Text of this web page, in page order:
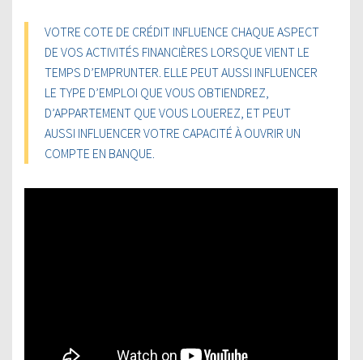
VOTRE COTE DE CRÉDIT INFLUENCE CHAQUE ASPECT
DE VOS ACTIVITÉS FINANCIÈRES LORSQUE VIENT LE
TEMPS D’EMPRUNTER. ELLE PEUT AUSSI INFLUENCER
LE TYPE D’EMPLOI QUE VOUS OBTIENDREZ,
D’APPARTEMENT QUE VOUS LOUEREZ, ET PEUT
AUSSI INFLUENCER VOTRE CAPACITÉ À OUVRIR UN
COMPTE EN BANQUE.